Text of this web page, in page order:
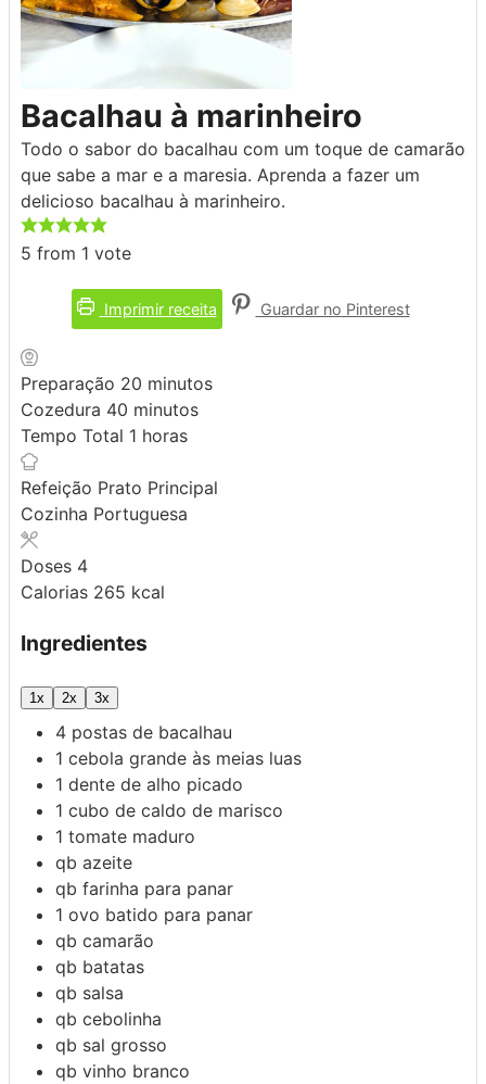
Bacalhau à marinheiro
Todo o sabor do bacalhau com um toque de camarão
que sabe a mar e a maresia. Aprenda a fazer um
delicioso bacalhau à marinheiro.
5 from 1 vote
Imprimir receita Guardar no Pinterest
Preparação 20 minutos
minutos
Cozedura 40 minutos
minutos
Tempo Total 1 hora
horas
Refeição Prato Principal
Cozinha Portuguesa
Doses 4
Calorias 265 kcal
Ingredientes
1x 2x 3x
4 postas de bacalhau
1 cebola grande às meias luas
1 dente de alho picado
1 cubo de caldo de marisco
1 tomate maduro
qb azeite
qb farinha para panar
1 ovo batido para panar
qb camarão
qb batatas
qb salsa
qb cebolinha
qb sal grosso
qb vinho branco